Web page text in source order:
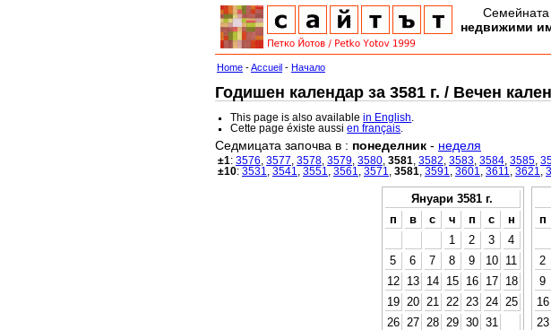
недвижими
Home -Accueil - Начало
Годишен календар за 3581 г. / Вечен
This page is also availablein English
Cette page éxiste aussien français
Седмицата започва в : понеделник - неделя
±1: 3576 3577 3578 3579 3580 3581 3582 3583 3584 3585
±10: 3531 3541 3551 3561 3571 3581 3591 3601 3611 3621
Януари 3581 г.
п
в с ч п с
н
1
2 3
4
5
6 7 8 9 10
11
12
13 14 15 16 17
18
19
20 21 22 23 24
25
26
27 28 29 30 31
п
2
9
16
23